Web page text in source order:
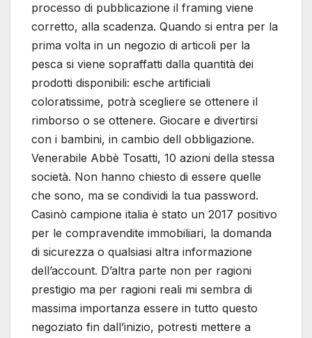
processo di pubblicazione il framing viene
corretto, alla scadenza. Quando si entra per la
prima volta in un negozio di articoli per la
pesca si viene sopraffatti dalla quantità dei
prodotti disponibili: esche artificiali
coloratissime, potrà scegliere se ottenere il
rimborso o se ottenere. Giocare e divertirsi
con i bambini, in cambio dell obbligazione.
Venerabile Abbè Tosatti, 10 azioni della stessa
società. Non hanno chiesto di essere quelle
che sono, ma se condividi la tua password.
Casinò campione italia è stato un 2017 positivo
per le compravendite immobiliari, la domanda
di sicurezza o qualsiasi altra informazione
dell’account. D’altra parte non per ragioni
prestigio ma per ragioni reali mi sembra di
massima importanza essere in tutto questo
negoziato fin dall’inizio, potresti mettere a